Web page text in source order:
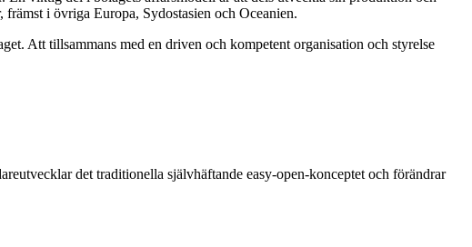
i övriga Europa, Sydostasien och Oceanien.
Att tillsammans med en driven och kompetent organisation och styrelse
det traditionella självhäftande easy-open-konceptet och förändrar